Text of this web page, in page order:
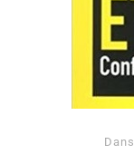
Dans